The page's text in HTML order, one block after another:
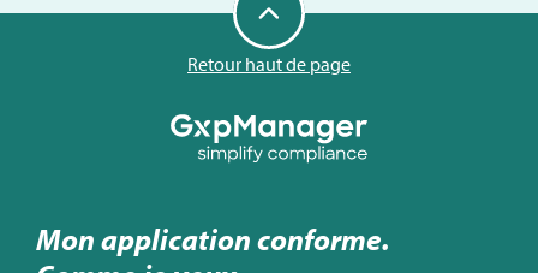
Retour haut de page
Mon application conforme.